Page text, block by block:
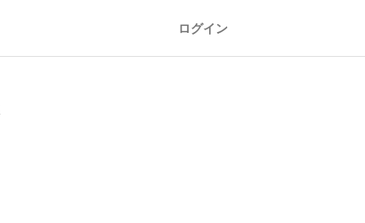
ログイン